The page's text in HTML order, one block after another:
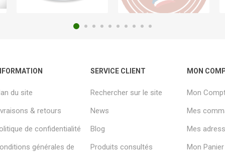
du site
& retours
de confidentialité
générales de
SERVICE CLIENT
Rechercher sur le site
News
Blog
Produits consultés
MON
Mon
Mes
Mes
Mon Panier